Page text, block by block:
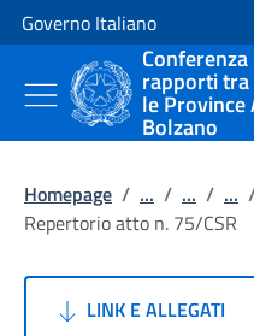
Vai al contenuto
Vai alla navigazione del sito
Governo Italiano
rapporti tra
le Province
Bolzano
Homepage / ... / ... / ...
Repertorio atto n. 75/CSR
LINK E ALLEGATI